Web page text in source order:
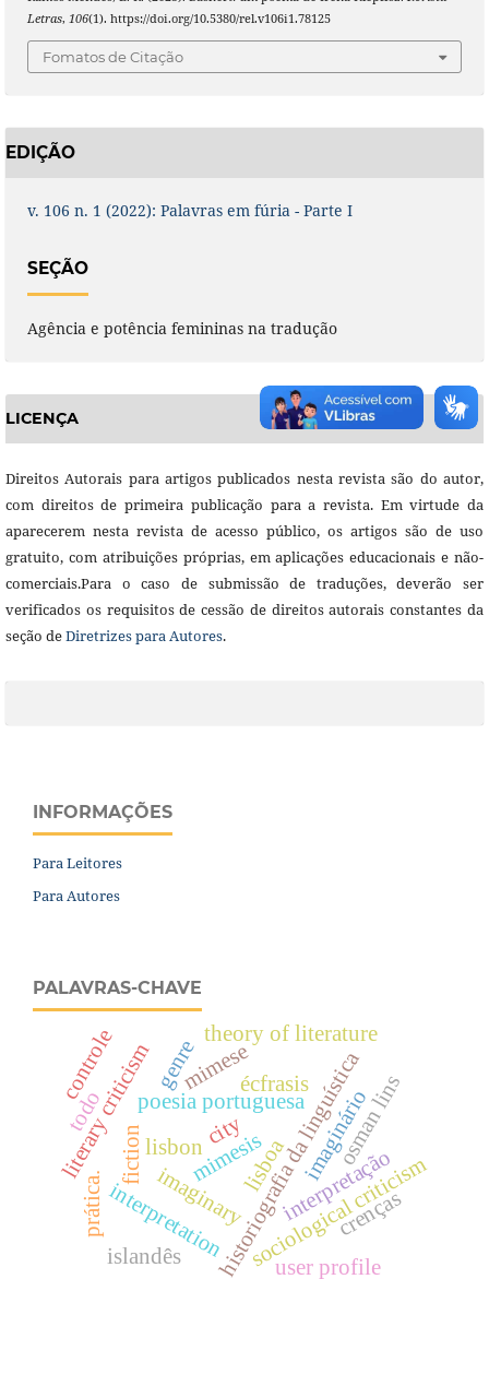
Letras, 106(1). https://doi.org/10.5380/rel.v106i1.78125
Fomatos de Citação
EDIÇÃO
v. 106 n. 1 (2022): Palavras em fúria - Parte I
SEÇÃO
Agência e potência femininas na tradução
LICENÇA
Direitos Autorais para artigos publicados nesta revista são do autor,
com direitos de primeira publicação para a revista. Em virtude da
aparecerem nesta revista de acesso público, os artigos são de uso
gratuito, com atribuições próprias, em aplicações educacionais e não-
comerciais.Para o caso de submissão de traduções, deverão ser
verificados os requisitos de cessão de direitos autorais constantes da
seção deDiretrizes para Autores.
INFORMAÇÕES
Para Leitores
Para Autores
PALAVRAS-CHAVE
historiografia da linguística
interpretação
lisbon city
imaginary
poesia portuguesa
lisboaimaginário
interpretation
mimesissociological criticism
fiction
literary criticism
theory of literature
mimeseécfrasis
prática. crenças
user profile
genre
osman lins
todo
islandês
controle